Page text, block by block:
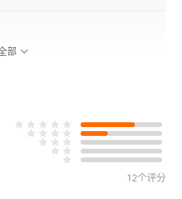
部
12个评分